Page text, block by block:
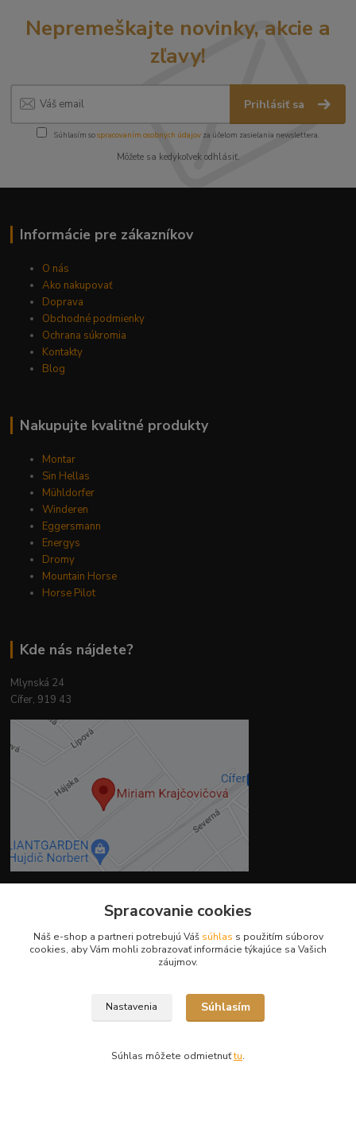
Nepremeškajte novinky, akcie a
zľavy!
Prihlásiť sa
Súhlasím sospracovaním osobných údajov za účelom zasielania newslettera.
Môžete sa kedykoľvek odhlásiť.
Informácie pre zákazníkov
O nás
Ako nakupovať
Doprava
Obchodné podmienky
Ochrana súkromia
Kontakty
Blog
Nakupujte kvalitné produkty
Montar
Sin Hellas
Mühldorfer
Winderen
Eggersmann
Energys
Dromy
Mountain Horse
Horse Pilot
Kde nás nájdete?
Mlynská 24
Cífer, 919 43
Spracovanie cookies
Náš e-shop a partneri potrebujú Váš súhlas s použitím súborov
cookies, aby Vám mohli zobrazovať informácie týkajúce sa Vašich
záujmov.
Nastavenia Súhlasím
Súhlas môžete odmietnuťtu.